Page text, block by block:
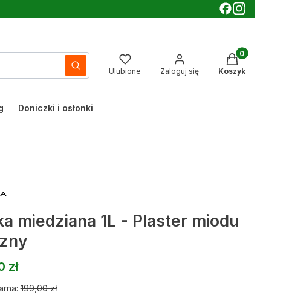
WyczyśćSzukaj Ulubione Zaloguj się
Produkty w
Koszyk
Doniczki i osłonki
miedziana 1L - Plaster miodu
zł
199,00 zł